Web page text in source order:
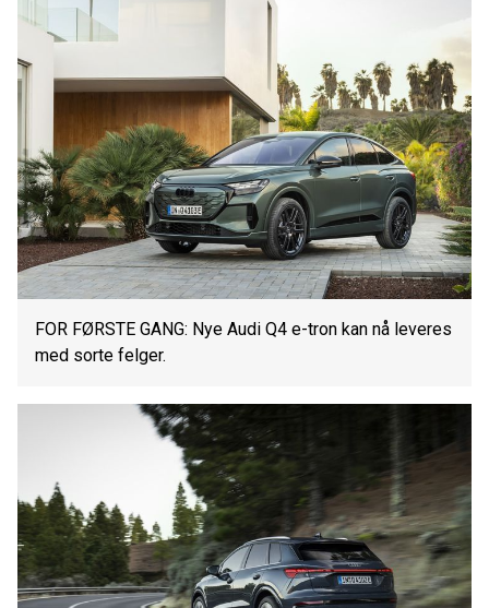
FOR FØRSTE GANG: Nye Audi Q4 e-tron kan nå leveres
med sorte felger.